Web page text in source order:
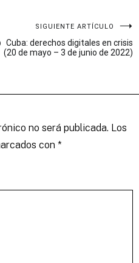
SIGUIENTE ARTÍCULO
Cuba: derechos digitales en crisis
(20 de mayo – 3 de junio de 2022)
no será publicada. Los
con *